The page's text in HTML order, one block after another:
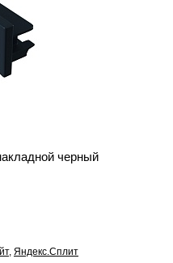
черный
, Яндекс.Сплит